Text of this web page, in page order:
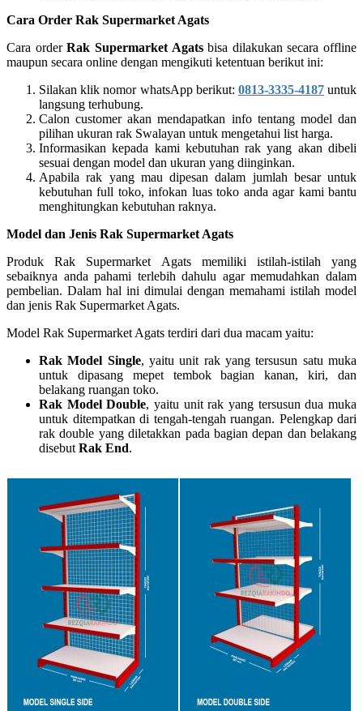
Cara Order Rak Supermarket Agats
Cara orderRak Supermarket Agatsbisa dilakukan secara offline
maupun secara online dengan mengikuti ketentuan berikut ini:
Silakan klik nomor whatsApp berikut: 0813-3335-4187untuk
langsung terhubung.
Calon customer akan mendapatkan info tentang model dan
pilihan ukuran rak Swalayan untuk mengetahui list harga.
Informasikan kepada kami kebutuhan rak yang akan dibeli
sesuai dengan model dan ukuran yang diinginkan.
Apabila rak yang mau dipesan dalam jumlah besar untuk
kebutuhan full toko, infokan luas toko anda agar kami bantu
menghitungkan kebutuhan raknya.
Model dan Jenis Rak Supermarket Agats
Produk Rak Supermarket Agats memiliki istilah-istilah yang
sebaiknya anda pahami terlebih dahulu agar memudahkan dalam
pembelian. Dalam hal ini dimulai dengan memahami istilah model
dan jenis Rak Supermarket Agats.
Model Rak Supermarket Agats terdiri dari dua macam yaitu:
Rak Model Single, yaitu unit rak yang tersusun satu muka
untuk dipasang mepet tembok bagian kanan, kiri, dan
belakang ruangan toko.
Rak Model Double, yaitu unit rak yang tersusun dua muka
untuk ditempatkan di tengah-tengah ruangan. Pelengkap dari
rak double yang diletakkan pada bagian depan dan belakang
disebut Rak End.